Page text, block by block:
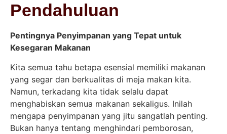
Pendahuluan
Pentingnya Penyimpanan yang Tepat untuk
Kesegaran Makanan
Kita semua tahu betapa esensial memiliki makanan
yang segar dan berkualitas di meja makan kita.
Namun, terkadang kita tidak selalu dapat
menghabiskan semua makanan sekaligus. Inilah
mengapa penyimpanan yang jitu sangatlah penting.
Bukan hanya tentang menghindari pemborosan,